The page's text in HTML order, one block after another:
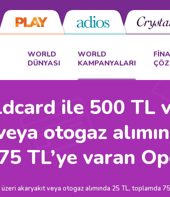
WORLD
DÜNYASI
WORLD
KAMPANYALARI
ile 500 TL
otogaz
TL’ye varan
akaryakıt veya otogaz alımında 25 TL, toplamda